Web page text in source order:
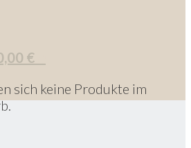
€
sich keine Produkte im